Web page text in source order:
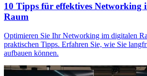
10 Tipps für effektives Networking
Raum
Optimieren Sie Ihr Networking im digitalen
praktischen Tipps. Erfahren Sie, wie Sie
aufbauen können.